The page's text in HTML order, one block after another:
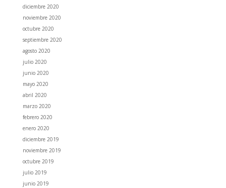
diciembre 2020
noviembre 2020
octubre 2020
septiembre 2020
agosto 2020
julio 2020
junio 2020
mayo 2020
abril 2020
marzo 2020
febrero 2020
enero 2020
diciembre 2019
noviembre 2019
octubre 2019
julio 2019
junio 2019